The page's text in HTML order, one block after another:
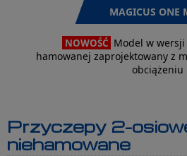
MAGICUS ONE
NOWOŚĆ Model w
hamowanej zaprojektowany z
obciążeniu
Przyczepy 2-
niehamowane